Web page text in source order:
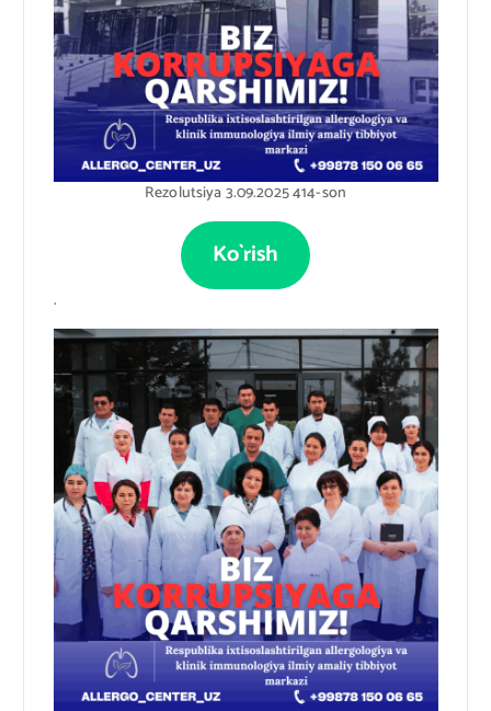
Rezolutsiya 3.09.2025 414-son
Ko`rish
.